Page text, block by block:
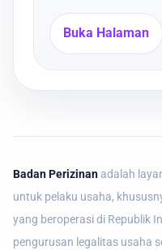
Buka Halaman
Badan Perizinan adalah
untuk pelaku usaha,
yang beroperasi di Republik
pengurusan legalitas usaha